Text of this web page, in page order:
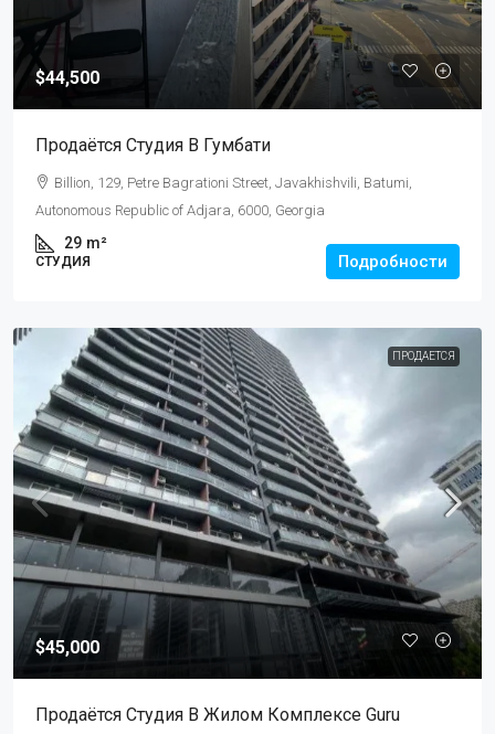
$44,500
Продаётся Студия В Гумбати
Billion, 129, Petre Bagrationi Street, Javakhishvili, Batumi,
Autonomous Republic of Adjara, 6000, Georgia
29 m²
СТУДИЯ Подробности
ПРОДАЕТСЯ
$45,000
Продаётся Студия В Жилом Комплексе Guru